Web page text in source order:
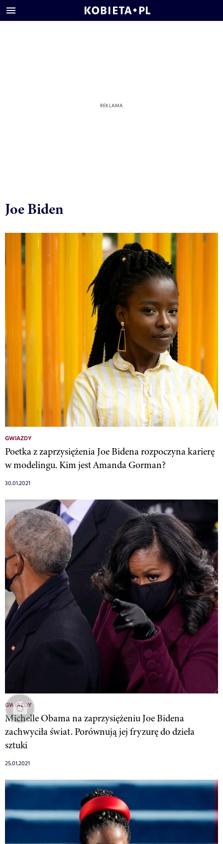
Joe Biden
GWIAZDY
Poetka z zaprzysiężenia Joe Bidena rozpoczyna karierę
w modelingu. Kim jest Amanda Gorman?
30.01.2021
GWIAZDY
Michelle Obama na zaprzysiężeniu Joe Bidena
zachwyciła świat. Porównują jej fryzurę do dzieła
sztuki
25.01.2021